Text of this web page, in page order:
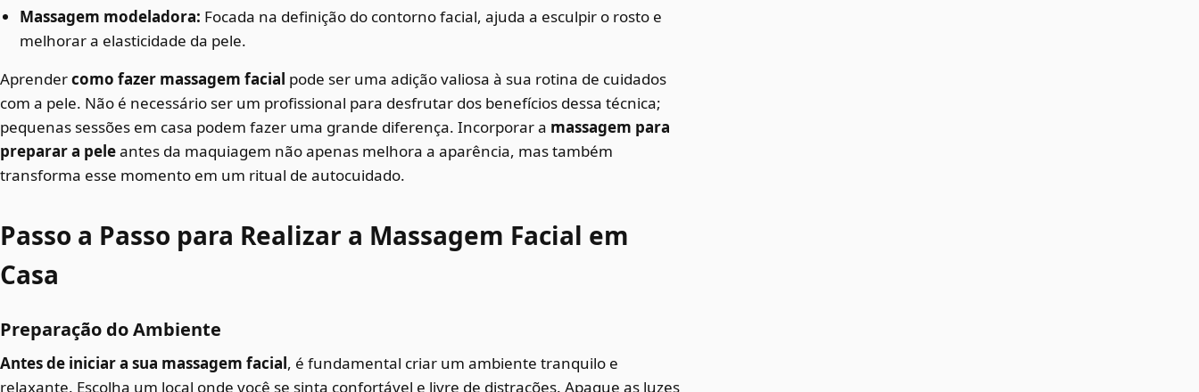
Massagem modeladora: Focada na definição do contorno facial, ajuda a esculpir o rosto e
melhorar a elasticidade da pele.
Aprendercomo fazer massagem facial pode ser uma adição valiosa à sua rotina de cuidados
com a pele. Não é necessário ser um profissional para desfrutar dos benefícios dessa técnica;
pequenas sessões em casa podem fazer uma grande diferença. Incorporar a massagem para
preparar a peleantes da maquiagem não apenas melhora a aparência, mas também
transforma esse momento em um ritual de autocuidado.
Passo a Passo para Realizar a Massagem Facial em
Casa
Preparação do Ambiente
Antes de iniciar a sua massagem facial, é fundamental criar um ambiente tranquilo e
relaxante. Escolha um local onde você se sinta confortável e livre de distrações. Apague as luzes